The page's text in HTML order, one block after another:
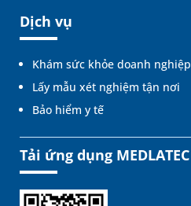
Dịch vụ
Khám sức khỏe doanh nghiệp
Lấy mẫu xét nghiệm tận nơi
Bảo hiểm y tế
Tải ứng dụng MEDLATEC